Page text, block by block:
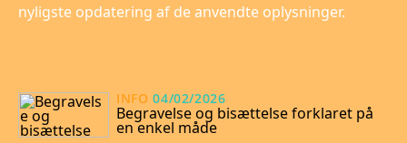
nyligste opdatering af de anvendte oplysninger.
INFO 04/02/2026
Begravelse og bisættelse forklaret på
en enkel måde